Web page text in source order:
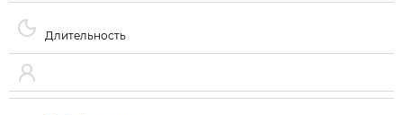
Длительность